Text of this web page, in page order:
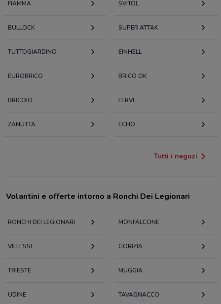
FIAMMA SVITOL
BULLOCK SUPER ATTAK
TUTTOGIARDINO EINHELL
EUROBRICO BRICO OK
BRICOIO FERVI
ZANUTTA ECHO
Tutti i negozi
Volantini e offerte intorno a Ronchi Dei Legionari
RONCHI DEI LEGIONARI MONFALCONE
VILLESSE GORIZIA
TRIESTE MUGGIA
UDINE TAVAGNACCO